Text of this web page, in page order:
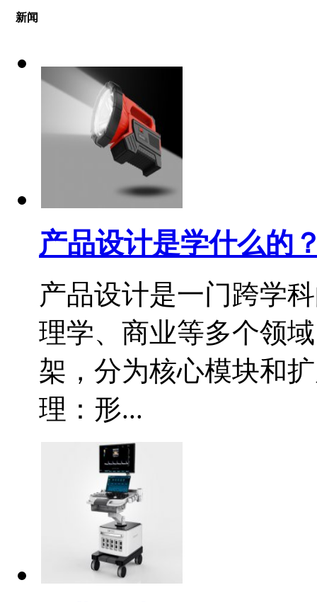
新闻
产品设计是学什么的
产品设计是一门跨学
理学、商业等多个领
架，分为核心模块和
理：形...